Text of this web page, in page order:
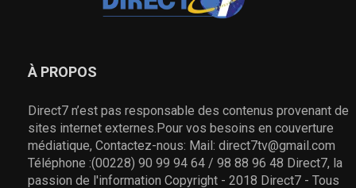
À PROPOS
Direct7 n’est pas responsable des contenus provenant de
sites internet externes.Pour vos besoins en couverture
médiatique, Contactez-nous: Mail: direct7tv@gmail.com
Téléphone :(00228) 90 99 94 64 / 98 88 96 48 Direct7, la
passion de l'information Copyright - 2018 Direct7 - Tous